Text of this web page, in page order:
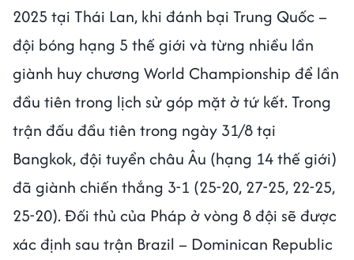
2025 tại Thái Lan, khi đánh bại Trung Quốc –
đội bóng hạng 5 thế giới và từng nhiều lần
giành huy chương World Championship để lần
đầu tiên trong lịch sử góp mặt ở tứ kết. Trong
trận đấu đầu tiên trong ngày 31/8 tại
Bangkok, đội tuyển châu Âu (hạng 14 thế giới)
đã giành chiến thắng 3-1 (25-20, 27-25, 22-25,
25-20). Đối thủ của Pháp ở vòng 8 đội sẽ được
xác định sau trận Brazil – Dominican Republic